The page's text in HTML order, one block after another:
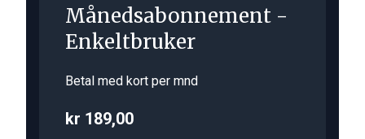
Månedsabonnement -
Enkeltbruker
Betal med kort per mnd
kr 189,00